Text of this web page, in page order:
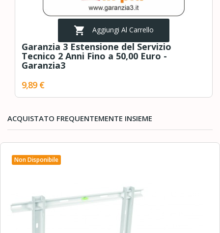
 Aggiungi Al Carrello
Garanzia 3 Estensione del Servizio
Tecnico 2 Anni Fino a 50,00 Euro -
Garanzia3
9,89 €
ACQUISTATO FREQUENTEMENTE INSIEME
Non Disponibile